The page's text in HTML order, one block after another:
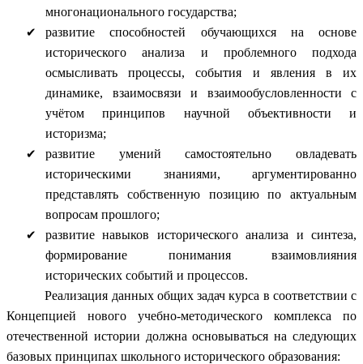
многонационального государства;
развитие способностей обучающихся на основе
исторического анализа и проблемного подхода
осмысливать процессы, события и явления в их
динамике, взаимосвязи и взаимообусловленности с
учётом принципов научной объективности и
историзма;
развитие умений самостоятельно овладевать
историческими знаниями, аргументированно
представлять собственную позицию по актуальным
вопросам прошлого;
развитие навыков исторического анализа и синтеза,
формирование понимания взаимовлияния
исторических событий и процессов.
Реализация данных общих задач курса в соответствии с
Концепцией нового учебно-методического комплекса по
отечественной истории должна основываться на следующих
базовых принципах школьного исторического образования: